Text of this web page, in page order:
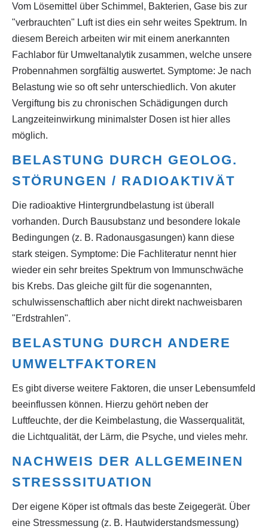
Vom Lösemittel über Schimmel, Bakterien, Gase bis zur
"verbrauchten" Luft ist dies ein sehr weites Spektrum. In
diesem Bereich arbeiten wir mit einem anerkannten
Fachlabor für Umweltanalytik zusammen, welche unsere
Probennahmen sorgfältig auswertet. Symptome: Je nach
Belastung wie so oft sehr unterschiedlich. Von akuter
Vergiftung bis zu chronischen Schädigungen durch
Langzeiteinwirkung minimalster Dosen ist hier alles
möglich.
BELASTUNG DURCH GEOLOG.
STÖRUNGEN / RADIOAKTIVÄT
Die radioaktive Hintergrundbelastung ist überall
vorhanden. Durch Bausubstanz und besondere lokale
Bedingungen (z. B. Radonausgasungen) kann diese
stark steigen. Symptome: Die Fachliteratur nennt hier
wieder ein sehr breites Spektrum von Immunschwäche
bis Krebs. Das gleiche gilt für die sogenannten,
schulwissenschaftlich aber nicht direkt nachweisbaren
"Erdstrahlen".
BELASTUNG DURCH ANDERE
UMWELTFAKTOREN
Es gibt diverse weitere Faktoren, die unser Lebensumfeld
beeinflussen können. Hierzu gehört neben der
Luftfeuchte, der die Keimbelastung, die Wasserqualität,
die Lichtqualität, der Lärm, die Psyche, und vieles mehr.
NACHWEIS DER ALLGEMEINEN
STRESSSITUATION
Der eigene Köper ist oftmals das beste Zeigegerät. Über
eine Stressmessung (z. B. Hautwiderstandsmessung)